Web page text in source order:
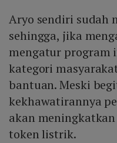
Aryo sendiri sudah
sehingga, jika
mengatur program
kategori
bantuan. Meski
kekhawatirannya
akan
token listrik.